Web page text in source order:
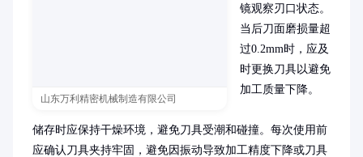
山东万利精密机械制造有限公司
镜观察刃口状态。
当后刀面磨损量超
过0.2mm时，应及
时更换刀具以避免
加工质量下降。
储存时应保持干燥环境，避免刀具受潮和碰撞。每次使用前
应确认刀具夹持牢固，避免因振动导致加工精度下降或刀具